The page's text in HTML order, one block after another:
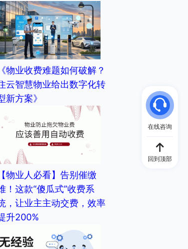
《物业收费难题如何破解？
云智慧物业给出数字化转
新方案》
【物业人必看】告别催缴
！这款“傻瓜式”收费系
，让业主主动交费，效率
升200%
在线咨询
回到顶部